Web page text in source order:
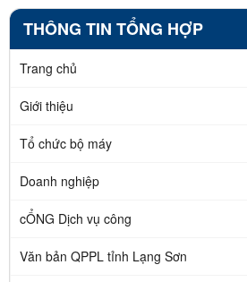
THÔNG TIN TỔNG HỢP
Trang chủ
Giới thiệu
Tổ chức bộ máy
Doanh nghiệp
cỔNG Dịch vụ công
Văn bản QPPL tỉnh Lạng Sơn